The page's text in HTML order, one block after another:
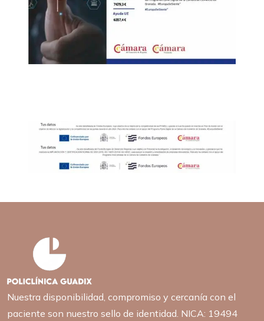
Nuestra disponibilidad, compromiso y cercanía con el
paciente son nuestro sello de identidad. NICA: 19494